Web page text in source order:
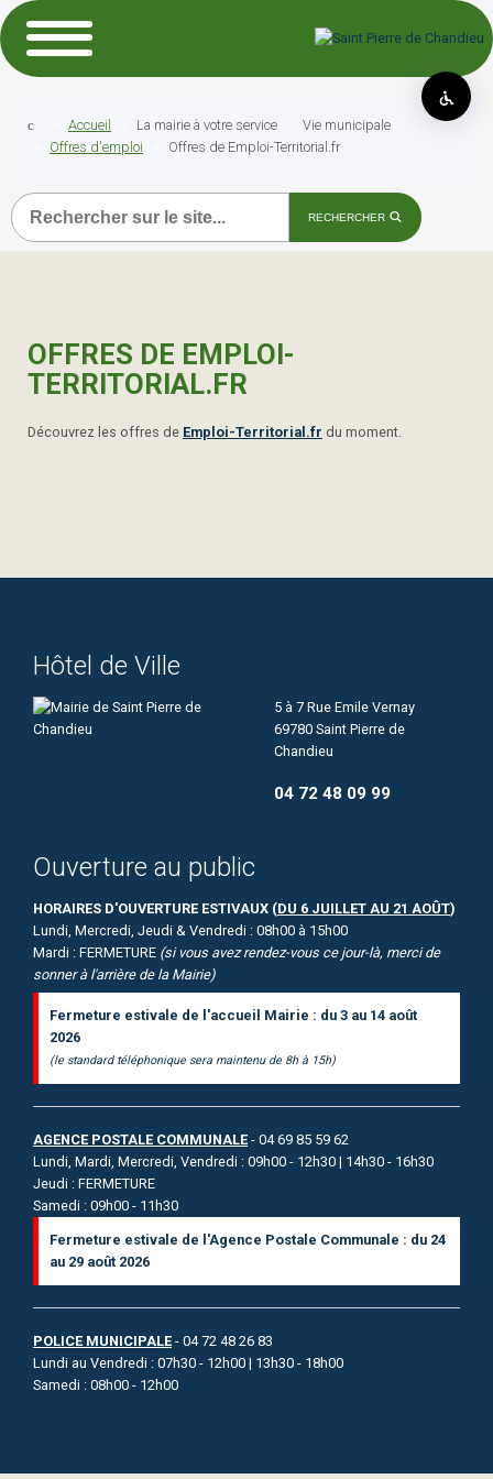
Accueil La mairie à votre service
Vie municipale
Offres d'emploi
Offres de Emploi-Territorial.fr
Recherche
RECHERCHER
OFFRES DE EMPLOI-
TERRITORIAL.FR
Découvrez les offres de Emploi-Territorial.fr du moment.
Hôtel de Ville
5 à 7 Rue Emile Vernay
69780 Saint Pierre de
Chandieu
04 72 48 09 99
Ouverture au public
HORAIRES D'OUVERTURE ESTIVAUX (DU 6 JUILLET AU 21 AOÛT)
Lundi, Mercredi, Jeudi & Vendredi : 08h00 à 15h00
Mardi : FERMETURE (si vous avez rendez-vous ce jour-là, merci de
sonner à l'arrière de la Mairie)
Fermeture estivale de l'accueil Mairie : du 3 au 14 août
2026
(le standard téléphonique sera maintenu de 8h à 15h)
AGENCE POSTALE COMMUNALE - 04 69 85 59 62
Lundi, Mardi, Mercredi, Vendredi : 09h00 - 12h30 | 14h30 - 16h30
Jeudi : FERMETURE
Samedi : 09h00 - 11h30
Fermeture estivale de l'Agence Postale Communale : du 24
au 29 août 2026
POLICE MUNICIPALE - 04 72 48 26 83
Lundi au Vendredi : 07h30 - 12h00 | 13h30 - 18h00
Samedi : 08h00 - 12h00